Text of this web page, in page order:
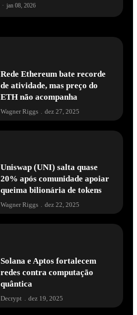
· jan 08, 2026
Rede Ethereum bate recorde
de atividade, mas preço do
ETH não acompanha
Wagner Riggs dez 27, 2025
Uniswap (UNI) salta quase
20% após comunidade apoiar
queima bilionária de tokens
Wagner Riggs . dez 22, 2025
Solana e Aptos fortalecem
redes contra computação
quântica
Decrypt dez 19, 2025